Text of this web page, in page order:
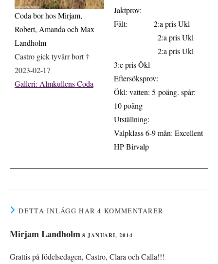
Coda bor hos Mirjam,
Robert, Amanda och Max
Landholm
Castro gick tyvärr bort †
2023-02-17
Galleri: Almkullens Coda
Jaktprov:
Fält: 2:a pris Ukl
2:a pris Ukl
2:a pris Ukl
3:e pris Ökl
Eftersöksprov:
Ökl: vatten: 5 poäng. spår:
10 poäng
Utställning:
Valpklass 6-9 mån: Excellent
HP Birvalp
DETTA INLÄGG HAR 4 KOMMENTARER
Mirjam Landholm 8 JANUARI, 2014
Grattis på födelsedagen, Castro, Clara och Calla!!!